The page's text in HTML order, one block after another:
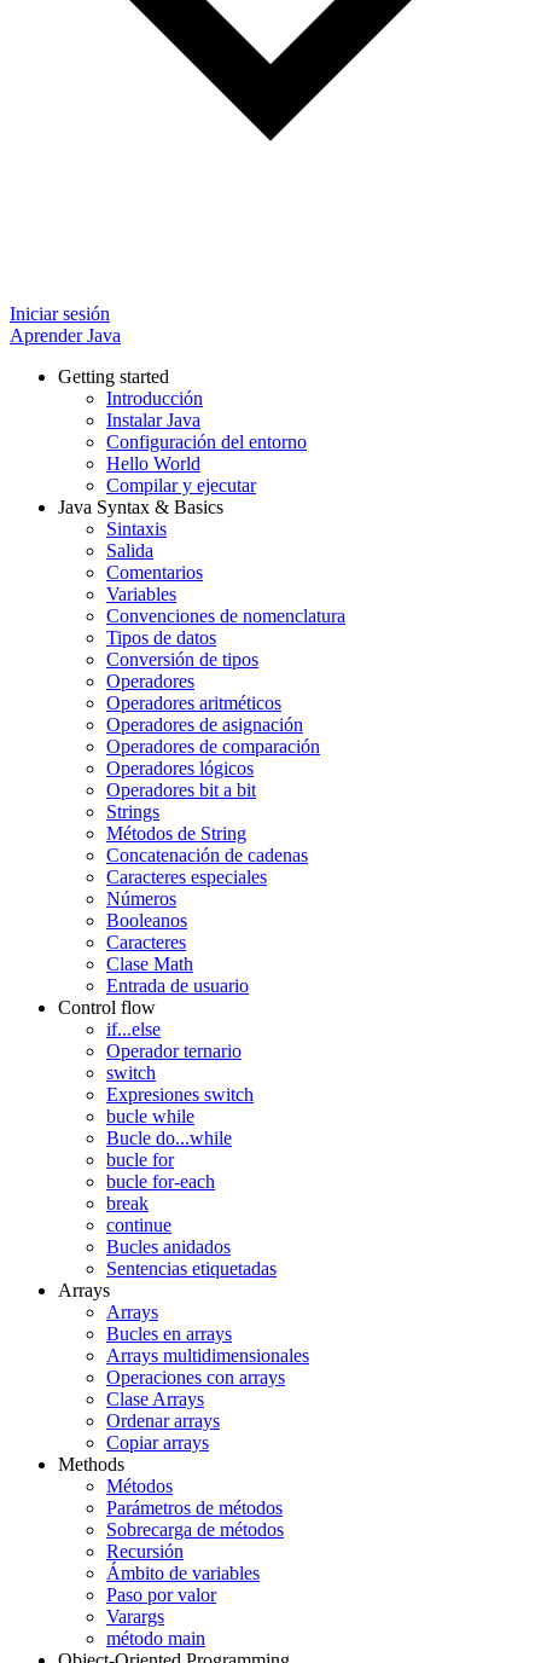
Iniciar sesión
Aprender Java
Getting started
Introducción
Instalar Java
Configuración del entorno
Hello World
Compilar y ejecutar
Java Syntax & Basics
Sintaxis
Salida
Comentarios
Variables
Convenciones de nomenclatura
Tipos de datos
Conversión de tipos
Operadores
Operadores aritméticos
Operadores de asignación
Operadores de comparación
Operadores lógicos
Operadores bit a bit
Strings
Métodos de String
Concatenación de cadenas
Caracteres especiales
Números
Booleanos
Caracteres
Clase Math
Entrada de usuario
Control flow
if...else
Operador ternario
switch
Expresiones switch
bucle while
Bucle do...while
bucle for
bucle for-each
break
continue
Bucles anidados
Sentencias etiquetadas
Arrays
Arrays
Bucles en arrays
Arrays multidimensionales
Operaciones con arrays
Clase Arrays
Ordenar arrays
Copiar arrays
Methods
Métodos
Parámetros de métodos
Sobrecarga de métodos
Recursión
Ámbito de variables
Paso por valor
Varargs
método main